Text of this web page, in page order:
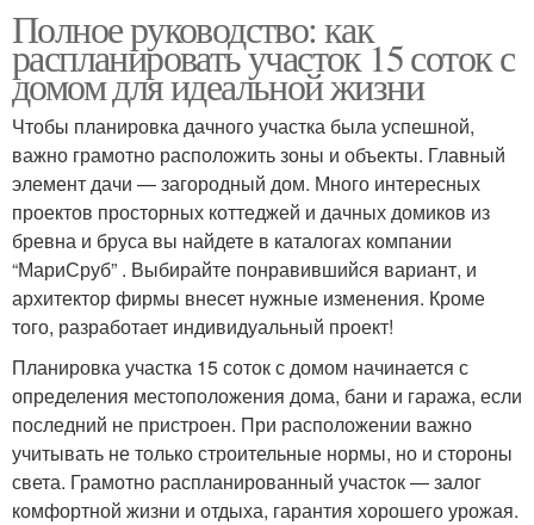
Полное руководство: как
распланировать участок 15 соток с
домом для идеальной жизни
Чтобы планировка дачного участка была успешной,
важно грамотно расположить зоны и объекты. Главный
элемент дачи — загородный дом. Много интересных
проектов просторных коттеджей и дачных домиков из
бревна и бруса вы найдете в каталогах компании
“МариСруб” . Выбирайте понравившийся вариант, и
архитектор фирмы внесет нужные изменения. Кроме
того, разработает индивидуальный проект!
Планировка участка 15 соток с домом начинается с
определения местоположения дома, бани и гаража, если
последний не пристроен. При расположении важно
учитывать не только строительные нормы, но и стороны
света. Грамотно распланированный участок — залог
комфортной жизни и отдыха, гарантия хорошего урожая.